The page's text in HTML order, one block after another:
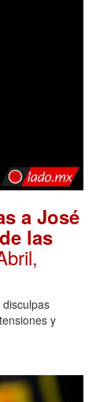
a José
las
y